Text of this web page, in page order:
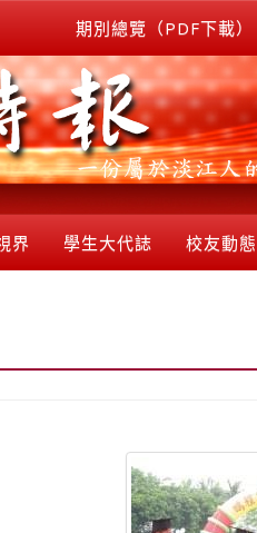
期別總覽（PDF下載）
界 學生大代誌 校友動態